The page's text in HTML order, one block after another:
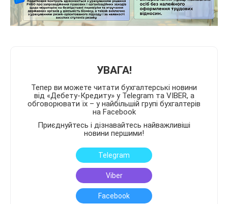
УВАГА!
Тепер ви можете читати бухгалтерські новини
від «Дебету-Кредиту» у Telegram та VIBER, а
обговорювати їх – у найбільшій групі бухгалтерів
на Facebook
Приєднуйтесь і дізнавайтесь найважливіші
новини першими!
Telegram
Viber
Facebook